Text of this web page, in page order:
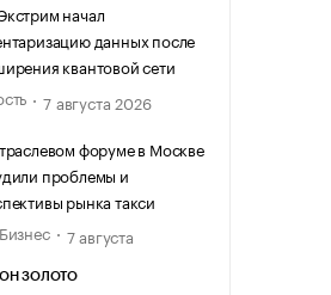
начал
данных после
квантовой сети
7 августа 2026
форуме в Москве
проблемы и
рынка такси
7 августа
ЗОЛОТО